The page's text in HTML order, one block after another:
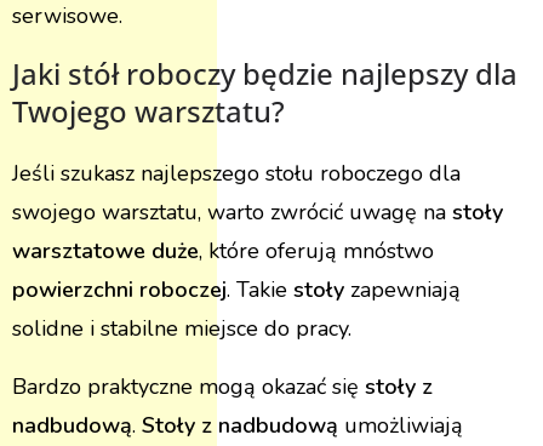
serwisowe.
Jaki stół roboczy będzie najlepszy dla
Twojego warsztatu?
Jeśli szukasz najlepszego stołu roboczego dla
swojego warsztatu, warto zwrócić uwagę na stoły
warsztatowe duże, które oferują mnóstwo
powierzchni roboczej. Takie stoły zapewniają
solidne i stabilne miejsce do pracy.
Bardzo praktyczne mogą okazać się stoły z
nadbudową. Stoły z nadbudową umożliwiają